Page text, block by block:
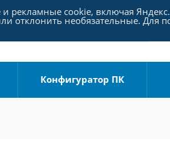
Конфигуратор ПК
рекламные cookie, включая
отклонить необязательные. Для